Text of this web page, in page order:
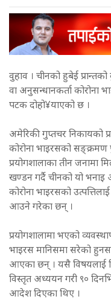
वुहाव । चीनको हुबेई
वा अनुसन्धानकर्ता कोरोना
पटक दोहो¥याएको छ ।
अमेरिकी गुप्तचर निकायको
कोरोना भाइरसको सङ्क्रमण
प्रयोगशालाका तीन जनामा
खण्डन गर्दै चीनको यो भनाइ
कोरोना भाइरसको
आउने गरेका छन् ।
प्रयोगशालामा भएको
भाइरस मानिसमा सरेको
आएका छन् । यसै विषयलाई
विस्तृत अध्ययन गरी ९०
आदेश दिएका थिए ।